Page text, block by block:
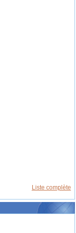
Liste complète